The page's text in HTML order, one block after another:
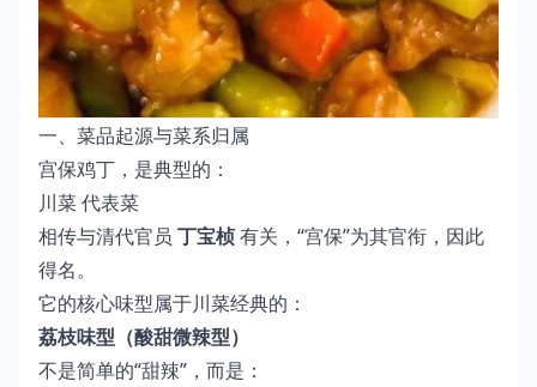
一、菜品起源与菜系归属
宫保鸡丁，是典型的：
川菜 代表菜
相传与清代官员 丁宝桢有关，“宫保”为其官衔，因此
得名。
它的核心味型属于川菜经典的：
荔枝味型（酸甜微辣型）
不是简单的“甜辣”，而是：